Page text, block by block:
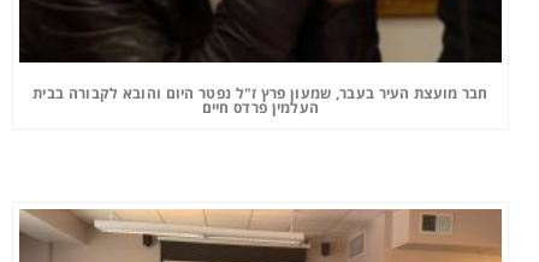
חבר מועצת העיר בעבר, שמעון פרץ ז"ל נפטר היום והובא לקבורה בבית
העלמין פרדס חיים